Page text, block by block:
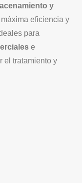
y
eficiencia y
para
e
el tratamiento y